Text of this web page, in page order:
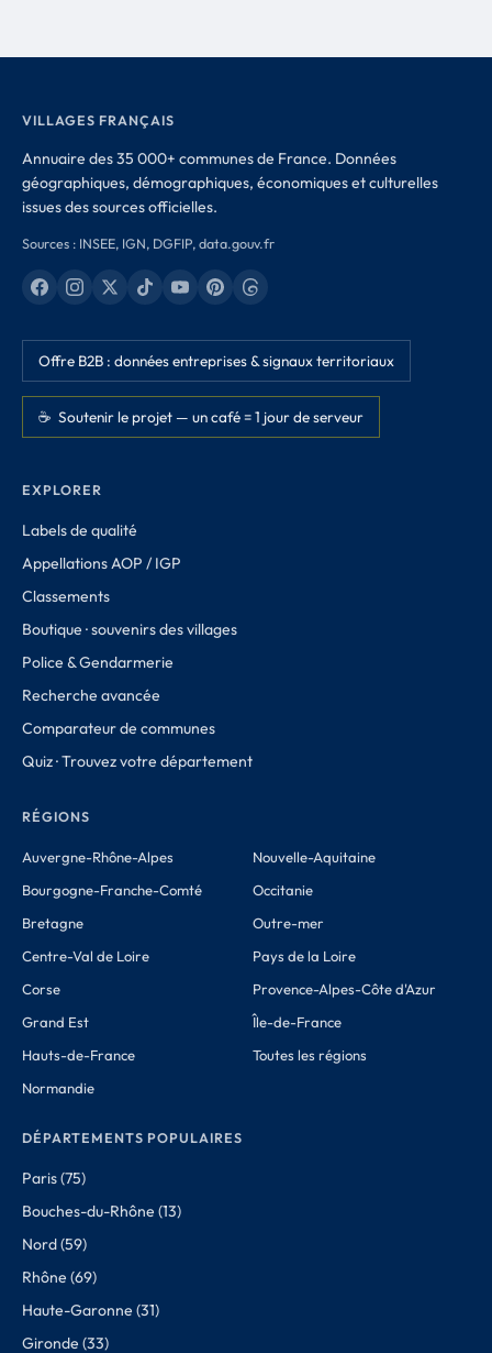
VILLAGES FRANÇAIS
Annuaire des 35 000+ communes de France. Données
géographiques, démographiques, économiques et culturelles
issues des sources officielles.
Sources : INSEE, IGN, DGFIP, data.gouv.fr
Offre B2B : données entreprises & signaux territoriaux
☕ Soutenir le projet — un café = 1 jour de serveur
EXPLORER
Labels de qualité
Appellations AOP / IGP
Classements
Boutique · souvenirs des villages
Police & Gendarmerie
Recherche avancée
Comparateur de communes
Quiz · Trouvez votre département
RÉGIONS
Auvergne-Rhône-Alpes
Bourgogne-Franche-Comté
Bretagne
Centre-Val de Loire
Corse
Grand Est
Hauts-de-France
Normandie
Nouvelle-Aquitaine
Occitanie
Outre-mer
Pays de la Loire
Provence-Alpes-Côte d'Azur
Île-de-France
Toutes les régions
DÉPARTEMENTS POPULAIRES
Paris (75)
Bouches-du-Rhône (13)
Nord (59)
Rhône (69)
Haute-Garonne (31)
Gironde (33)